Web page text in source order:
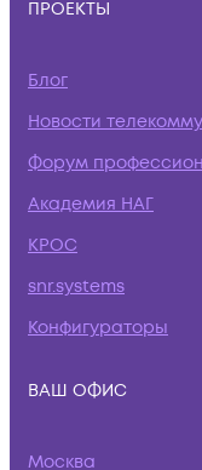
ПРОЕКТЫ
Блог
Новости
Форум
Академия НАГ
КРОС
snr.systems
Конфигураторы
ВАШ ОФИС
Москва